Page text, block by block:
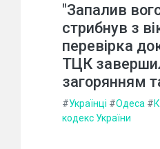
"Запалив
стрибнув з
перевірка
ТЦК
загорянням
#Українці #Одеса #
кодекс України